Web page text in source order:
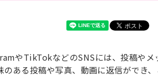
やTikTokなどのSNSには、投稿やメ
ある投稿や写真、動画に返信ができ、